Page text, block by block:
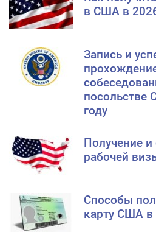
в США в
Запись и
посольстве
году
Получение
рабочей
Способы
карту США в